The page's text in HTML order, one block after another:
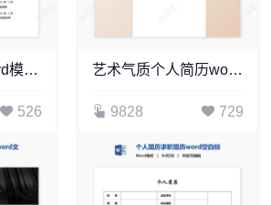
双页个人简历word模板(2)
526
艺术气质个人简历word模板共四页(1)
9828 729